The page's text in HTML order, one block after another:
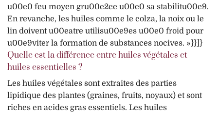
u00e0 feu moyen gru00e2ce u00e0 sa stabilitu00e9.
En revanche, les huiles comme le colza, la noix ou le
lin doivent u00eatre utilisu00e9es u00e0 froid pour
u00e9viter la formation de substances nocives. »}}]}
Quelle est la différence entre huiles végétales et
huiles essentielles ?
Les huiles végétales sont extraites des parties
lipidique des plantes (graines, fruits, noyaux) et sont
riches en acides gras essentiels. Les huiles